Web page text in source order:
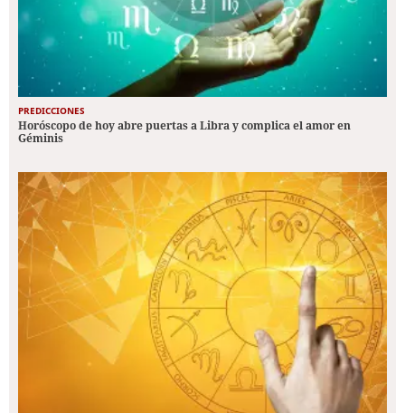
PREDICCIONES
Horóscopo de hoy abre puertas a Libra y complica el amor en
Géminis